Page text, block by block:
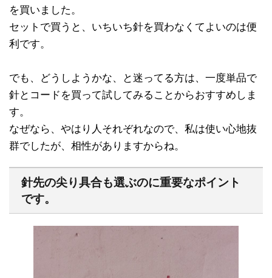
を買いました。
セットで買うと、いちいち針を買わなくてよいのは便
利です。
でも、どうしようかな、と迷ってる方は、一度単品で
針とコードを買って試してみることからおすすめしま
す。
なぜなら、やはり人それぞれなので、私は使い心地抜
群でしたが、相性がありますからね。
針先の尖り具合も選ぶのに重要なポイント
です。